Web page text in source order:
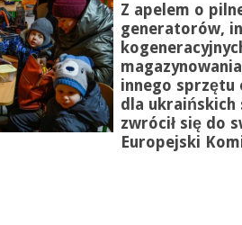
Z apelem o
generatorów,
innego sprzętu
dla ukraińskich
zwrócił się do
Europejski